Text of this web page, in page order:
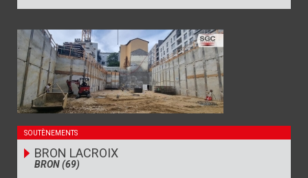
SOUTÈNEMENTS
BRON LACROIX
BRON (69)